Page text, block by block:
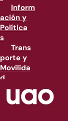
Inform
ación y
Política
s
Trans
porte y
Movilida
d